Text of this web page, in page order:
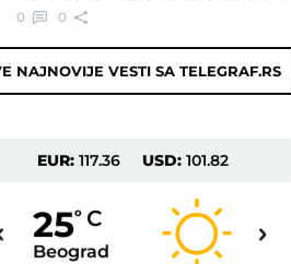
0 0
NAJNOVIJE VESTI SA TELEGRAF.RS
EUR:117.36 USD: 101.82
25o C
Beograd